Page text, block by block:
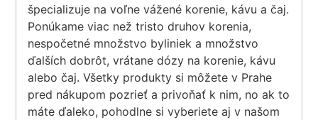
špecializuje na voľne vážené korenie, kávu a čaj.
Ponúkame viac než tristo druhov korenia,
nespočetné množstvo byliniek a množstvo
ďalších dobrôt, vrátane dózy na korenie, kávu
alebo čaj. Všetky produkty si môžete v Prahe
pred nákupom pozrieť a privoňať k nim, no ak to
máte ďaleko, pohodlne si vyberiete aj v našom